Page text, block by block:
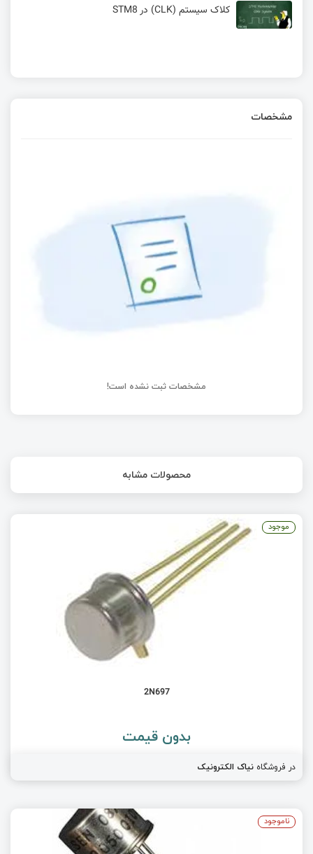
کلاک سیستم (CLK) در STM8
مشخصات
مشخصات ثبت نشده است!
محصولات مشابه
2N697
بدون قیمت
در فروشگاه نیاک الکترونیک
موجود
ناموجود